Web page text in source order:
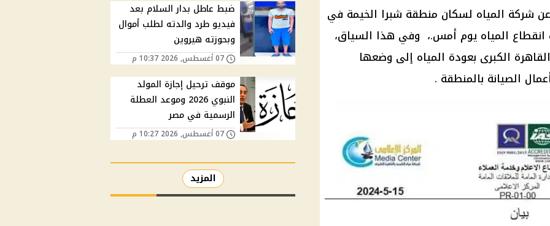
شركة المياه لسكان منطقة شبرا الخيمة في
المياه يوم أمس.، وفي هذا السياق،
الكبرى بعودة المياه إلى وضعها
الصيانة بالمنطقة .
ضبط عاطل بدار السلام بعد
فيديو طرد والدته لطلب أموال
وبحوزته هيروين
07 أغسطس, 2026 10:37 م
موقف ترحيل إجازة المولد
النبوي 2026 وموعد العطلة
الرسمية في مصر
07 أغسطس, 2026 10:27 م
المزيد